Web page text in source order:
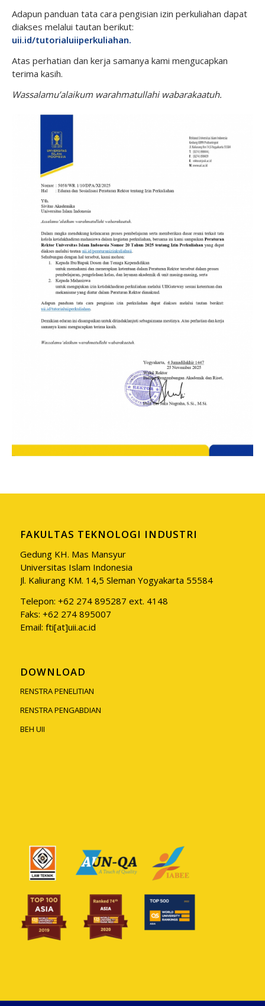
Adapun panduan tata cara pengisian izin perkuliahan dapat
diakses melalui tautan berikut:
uii.id/tutorialuiiperkuliahan.
Atas perhatian dan kerja samanya kami mengucapkan
terima kasih.
Wassalamu’alaikum warahmatullahi wabarakaatuh.
FAKULTAS TEKNOLOGI INDUSTRI
Gedung KH. Mas Mansyur
Universitas Islam Indonesia
Jl. Kaliurang KM. 14,5 Sleman Yogyakarta 55584
Telepon: +62 274 895287 ext. 4148
Faks: +62 274 895007
Email: fti[at]uii.ac.id
DOWNLOAD
RENSTRA PENELITIAN
RENSTRA PENGABDIAN
BEH UII